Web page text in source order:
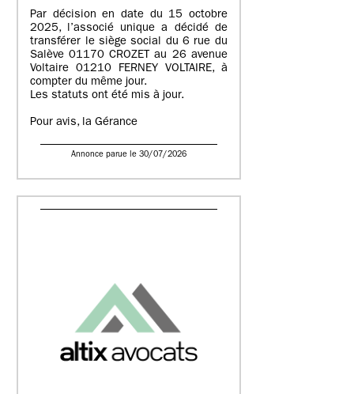
Par décision en date du 15 octobre
2025, l’associé unique a décidé de
transférer le siège social du 6 rue du
Salève 01170 CROZET au 26 avenue
Voltaire 01210 FERNEY VOLTAIRE, à
compter du même jour.
Les statuts ont été mis à jour.
Pour avis, la Gérance
Annonce parue le 30/07/2026